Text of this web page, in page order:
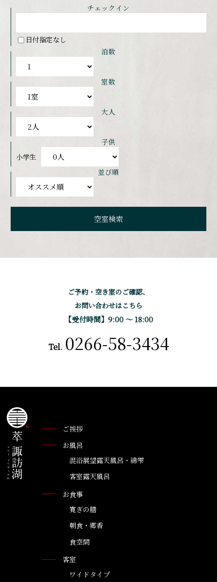
チェックイン
日付指定なし
泊数
室数
大人
子供
小学生
並び順
ご予約・空き室のご確認、
お問い合わせはこちら
【受付時間】9:00 〜 18:00
Tel. 0266-58-3434
ご挨拶
お風呂
混浴展望露天風呂・綿雫
客室露天風呂
お食事
寛ぎの膳
朝食・郷香
食空間
客室
ワイドタイプ